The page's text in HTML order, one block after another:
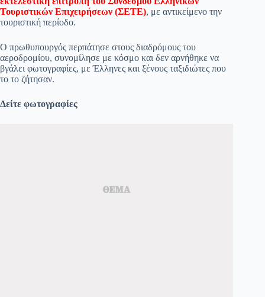
pp
m
στ
τε
Τουριστικών Επιχειρήσεων (ΣΕΤΕ), με αντικείμενο την
τουριστική περίοδο.
Ο πρωθυπουργός περπάτησε στους διαδρόμους του
αεροδρομίου, συνομίλησε με κόσμο και δεν αρνήθηκε να
βγάλει φωτογραφίες, με Έλληνες και ξένους ταξιδιώτες που
το το ζήτησαν.
Δείτε φωτογραφίες